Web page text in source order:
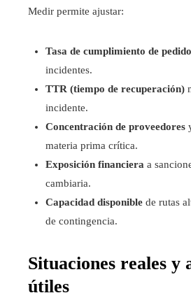
Medir permite ajustar:
Tasa de cumplimiento de
incidentes.
TTR (tiempo de recuperación)
incidente.
Concentración de proveedores
materia prima crítica.
Exposición financiera a
cambiaria.
Capacidad disponible de rutas
de contingencia.
Situaciones reales y
útiles